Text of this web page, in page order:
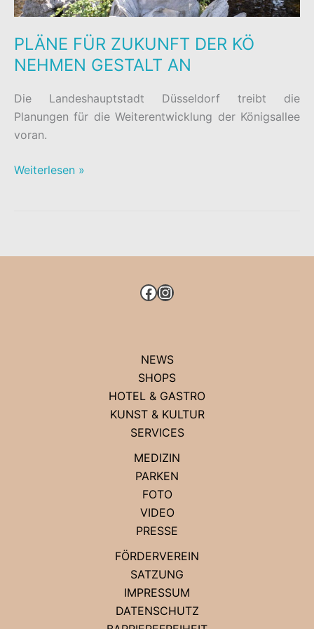
PLÄNE FÜR ZUKUNFT DER KÖ
NEHMEN GESTALT AN
Die Landeshauptstadt Düsseldorf treibt die
Planungen für die Weiterentwicklung der Königsallee
voran.
PLÄNE
NEHMEN
Weiterlesen »
FACEBOOK
INSTAGRAM
NEWS
SHOPS
HOTEL & GASTRO
KUNST & KULTUR
SERVICES
MEDIZIN
PARKEN
FOTO
VIDEO
PRESSE
FÖRDERVEREIN
SATZUNG
IMPRESSUM
DATENSCHUTZ